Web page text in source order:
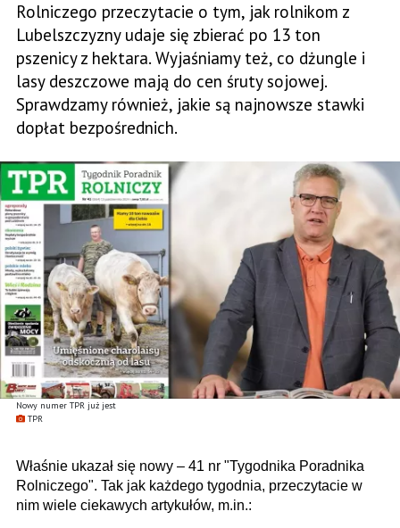
Nowy numer TPR już jest
TPR
Rolniczego przeczytacie o tym, jak rolnikom z
Lubelszczyzny udaje się zbierać po 13 ton
pszenicy z hektara. Wyjaśniamy też, co dżungle i
lasy deszczowe mają do cen śruty sojowej.
Sprawdzamy również, jakie są najnowsze stawki
dopłat bezpośrednich.
Właśnie ukazał się nowy – 41 nr "Tygodnika Poradnika
Rolniczego". Tak jak każdego tygodnia, przeczytacie w
nim wiele ciekawych artykułów, m.in.: